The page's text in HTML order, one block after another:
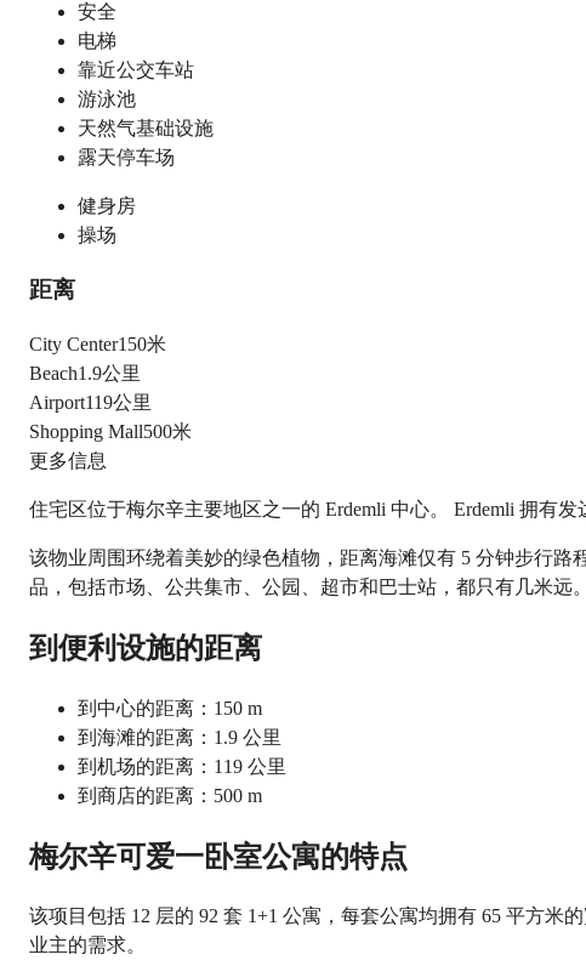
安全
电梯
靠近公交车站
游泳池
天然气基础设施
露天停车场
健身房
操场
距离
City Center150米
Beach1.9公里
Airport119公里
Shopping Mall500米
更多信息
住宅区位于梅尔辛主要地区之一的 Erdemli 中心。 Erdemli 拥有
该物业周围环绕着美妙的绿色植物，距离海滩仅有 5 分钟步行
品，包括市场、公共集市、公园、超市和巴士站，都只有几米远。
到便利设施的距离
到中心的距离：150 m
到海滩的距离：1.9 公里
到机场的距离：119 公里
到商店的距离：500 m
梅尔辛可爱一卧室公寓的特点
该项目包括 12 层的 92 套 1+1 公寓，每套公寓均拥有 65 平方
业主的需求。